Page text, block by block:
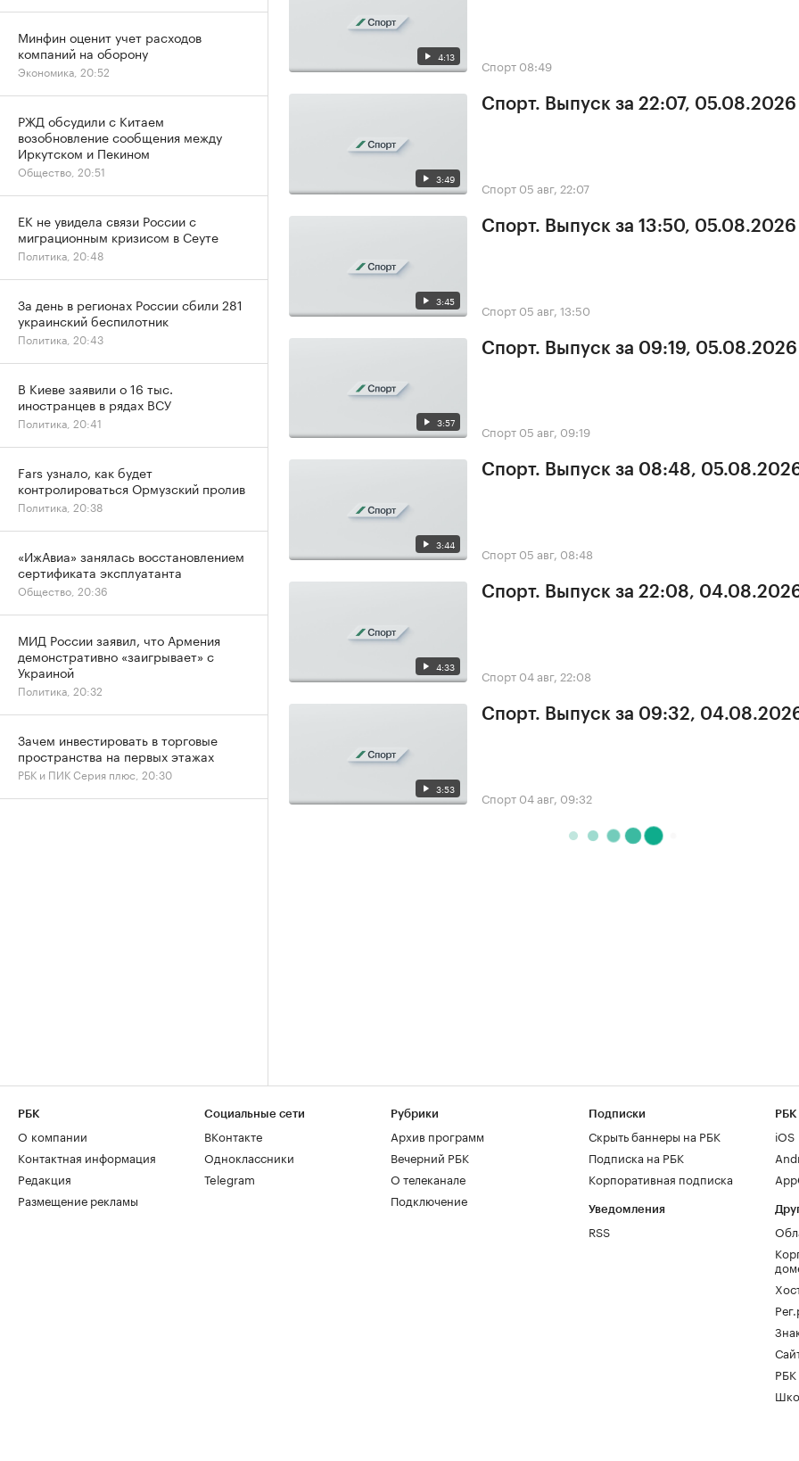
4:13 Спорт 08:49
3:49
Спорт. Выпуск за 22:07, 05.08.2026
Спорт 05 авг, 22:07
3:45
Спорт. Выпуск за 13:50, 05.08.2026
Спорт 05 авг, 13:50
3:57
Спорт. Выпуск за 09:19, 05.08.2026
Спорт 05 авг, 09:19
3:44
Спорт. Выпуск за 08:48,
Спорт 05 авг, 08:48
4:33
Спорт. Выпуск за 22:08,
Спорт 04 авг, 22:08
3:53
Спорт. Выпуск за 09:32,
Спорт 04 авг, 09:32
Минфин оценит учет расходов
компаний на оборону
Экономика, 20:52
РЖД обсудили с Китаем
возобновление сообщения между
Иркутском и Пекином
Общество, 20:51
ЕК не увидела связи России с
миграционным кризисом в Сеуте
Политика, 20:48
За день в регионах России сбили 281
украинский беспилотник
Политика, 20:43
В Киеве заявили о 16 тыс.
иностранцев в рядах ВСУ
Политика, 20:41
Fars узнало, как будет
контролироваться Ормузский пролив
Политика, 20:38
«ИжАвиа» занялась восстановлением
сертификата эксплуатанта
Общество, 20:36
МИД России заявил, что Армения
демонстративно «заигрывает» с
Украиной
Политика, 20:32
Зачем инвестировать в торговые
пространства на первых этажах
РБК и ПИК Серия плюс, 20:30
РБК
О компании
Контактная информация
Редакция
Размещение рекламы
Социальные сети
ВКонтакте
Одноклассники
Telegram
Рубрики
Архив программ
Вечерний РБК
О телеканале
Подключение
Подписки
Скрыть баннеры на РБК
Подписка на РБК
Корпоративная подписка
Уведомления
RSS
РБК
iOS